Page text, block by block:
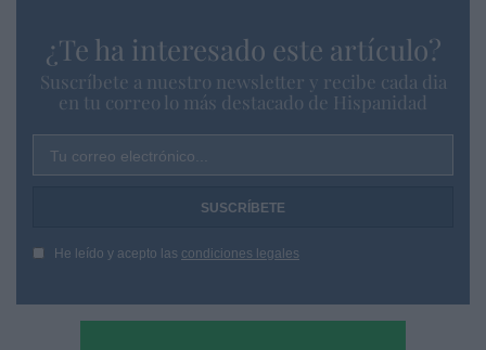
¿Te ha interesado este artículo?
Suscríbete a nuestro newsletter y recibe cada dia
en tu correo lo más destacado de Hispanidad
Tu correo electrónico...
He leído y acepto las condiciones legales